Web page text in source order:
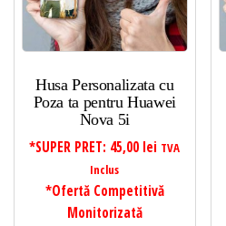
Husa Personalizata cu
Poza ta pentru Huawei
Nova 5i
*SUPER PRET: 45,00 lei TVA
Inclus
*Ofertă Competitivă
Monitorizată